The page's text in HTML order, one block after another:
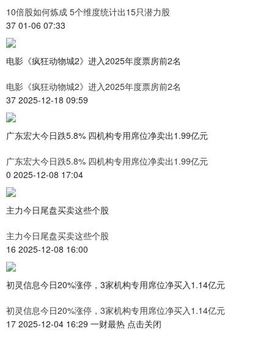
10倍股如何炼成 5个维度统计出15只潜力股
37 01-06 07:33
电影《疯狂动物城2》进入2025年度票房前2名
电影《疯狂动物城2》进入2025年度票房前2名
37 2025-12-18 09:59
广东宏大今日跌5.8% 四机构专用席位净卖出1.99亿元
广东宏大今日跌5.8% 四机构专用席位净卖出1.99亿元
0 2025-12-08 17:04
主力今日尾盘买卖这些个股
主力今日尾盘买卖这些个股
16 2025-12-08 16:00
初灵信息今日20%涨停，3家机构专用席位净买入1.14亿元
初灵信息今日20%涨停，3家机构专用席位净买入1.14亿元
17 2025-12-04 16:29 一财最热 点击关闭